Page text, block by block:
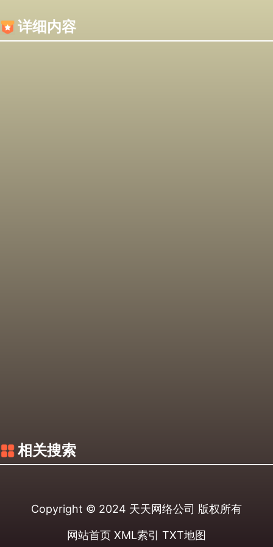
详细内容
相关搜索
Copyright © 2024 天天网络公司 版权所有
网站首页 XML索引 TXT地图